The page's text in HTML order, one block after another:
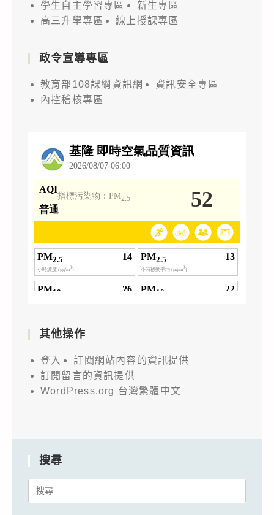
學生自主學習專區
新生專區
高三升學專區
線上授課專區
政令宣導專區
教育部108課綱資訊網
資訊安全專區
內控稽核專區
其他操作
登入
訂閱網站內容的資訊提供
訂閱留言的資訊提供
WordPress.org 台灣繁體中文
搜尋
Search